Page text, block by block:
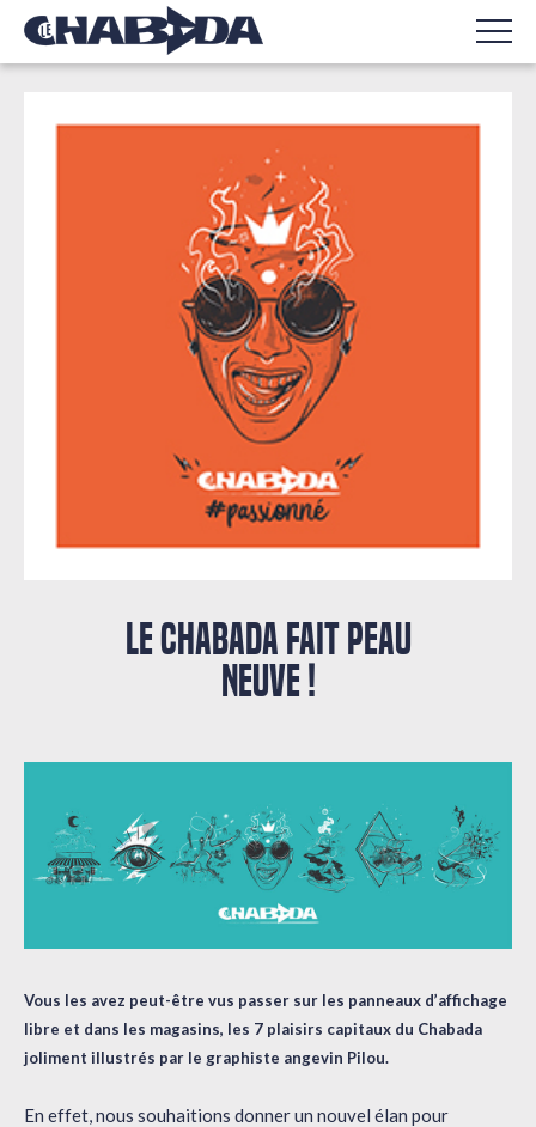
LE CHABADA FAIT PEAU
NEUVE !
Vous les avez peut-être vus passer sur les panneaux d’affichage
libre et dans les magasins, les 7 plaisirs capitaux du Chabada
joliment illustrés par le graphiste angevin Pilou.
En effet, nous souhaitions donner un nouvel élan pour